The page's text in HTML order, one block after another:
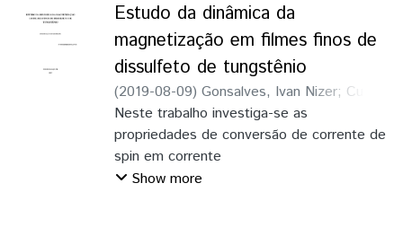
Estudo da dinâmica da
magnetização em filmes finos de
dissulfeto de tungstênio
(2019-08-09) Gonsalves, Ivan Nizer; Cunha,
Rafael Otoniel Ribeiro Rodrigues da
Basabe, Yunier Garcia
Neste trabalho investiga-se as
propriedades de conversão de corrente de
spin em corrente
de carga do semicondutor WS2. Filmes
Show more